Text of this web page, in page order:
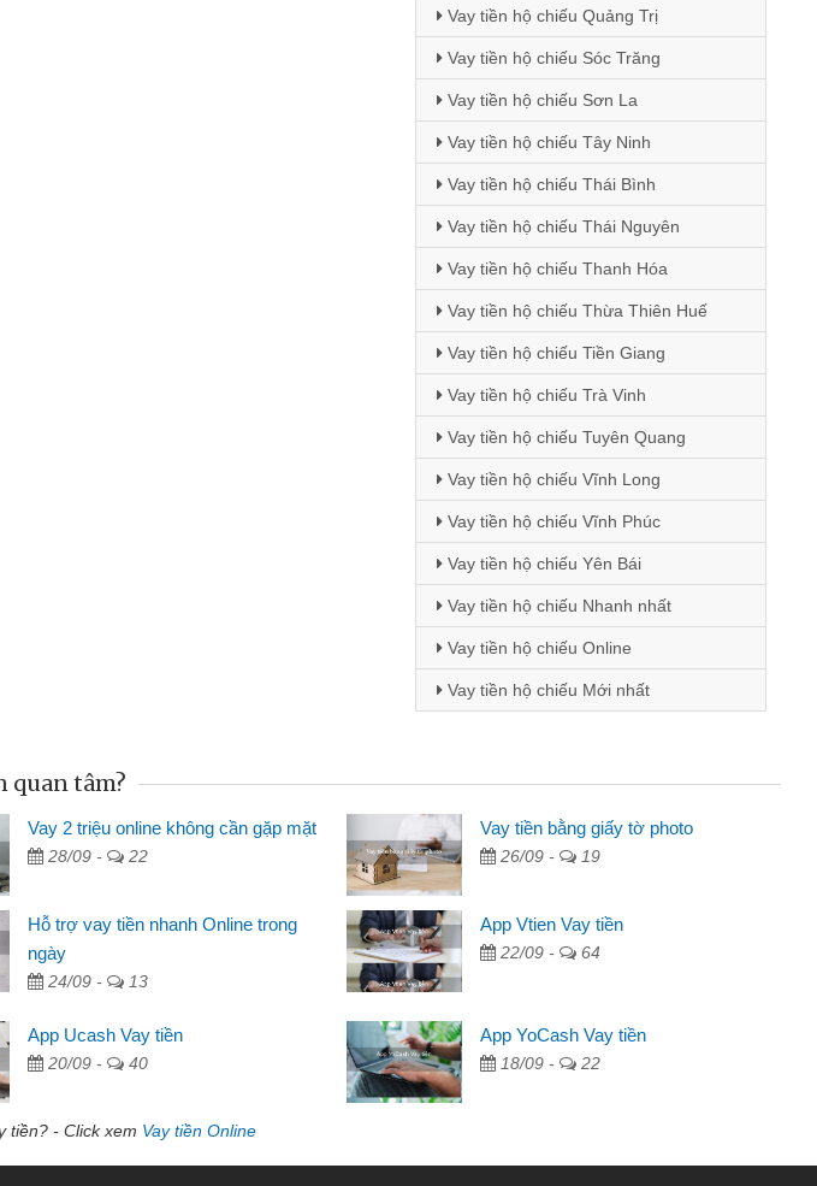
Vay tiền hộ chiếu Quảng Trị
Vay tiền hộ chiếu Sóc Trăng
Vay tiền hộ chiếu Sơn La
Vay tiền hộ chiếu Tây Ninh
Vay tiền hộ chiếu Thái Bình
Vay tiền hộ chiếu Thái Nguyên
Vay tiền hộ chiếu Thanh Hóa
Vay tiền hộ chiếu Thừa Thiên Huế
Vay tiền hộ chiếu Tiền Giang
Vay tiền hộ chiếu Trà Vinh
Vay tiền hộ chiếu Tuyên Quang
Vay tiền hộ chiếu Vĩnh Long
Vay tiền hộ chiếu Vĩnh Phúc
Vay tiền hộ chiếu Yên Bái
Vay tiền hộ chiếu Nhanh nhất
Vay tiền hộ chiếu Online
Vay tiền hộ chiếu Mới nhất
Mai Lan - Sinh viên
Tôi biết đến thông qua quảng cáo trên facebook. Tôi là
sinh viên nên cần đóng tiền nhà, sinh nhật bạn bè, mà đọc
thấy thủ tục nhanh gọn nên tôi quyết định vay
Mất 2 tuần các ngân hàng không ai cho vay. Trong khi
cần có 2 triệu để giải quyết việc riêng, trong 1-2 ngày tôi trả
được thôi. Cảm ơn đã giúp tôi kịp thời và nhanh chóng
quan tâm?
Vay 2 triệu online không cần gặp mặt
28/09 - 22
Vay tiền bằng giấy tờ photo
26/09 - 19
Hỗ trợ vay tiền nhanh Online trong
ngày
24/09 - 13
App Vtien Vay tiền
22/09 - 64
App Ucash Vay tiền
20/09 - 40
App YoCash Vay tiền
18/09 - 22
tiền? - Click xem Vay tiền Online